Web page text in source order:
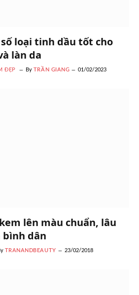
loại tinh dầu tốt cho
làn da
ĐẸP By TRẦN GIANG 01/02/2023
lên màu chuẩn, lâu
dân
TRANANDBEAUTY 23/02/2018